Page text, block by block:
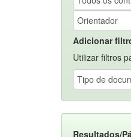
Adicionar
Utilizar filtros
Resultados/